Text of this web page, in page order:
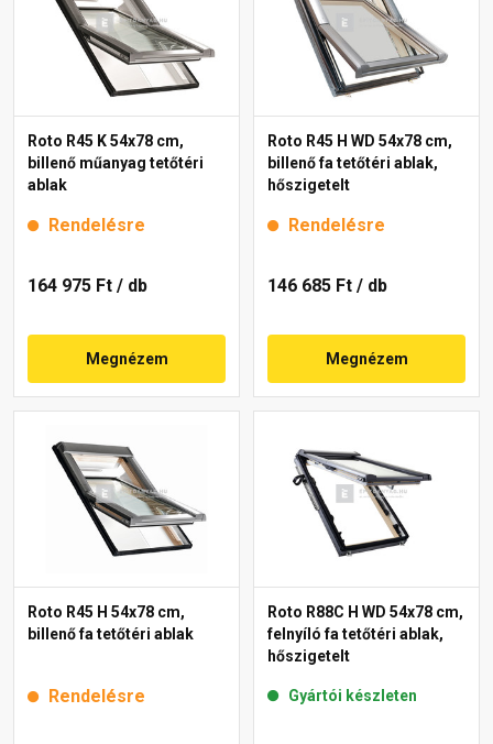
Roto R45 K 54x78 cm,
billenő műanyag tetőtéri
ablak
Rendelésre
164 975 Ft / db
Megnézem
Roto R45 H WD 54x78 cm,
billenő fa tetőtéri ablak,
hőszigetelt
Rendelésre
146 685 Ft / db
Megnézem
Roto R45 H 54x78 cm,
billenő fa tetőtéri ablak
Rendelésre
Roto R88C H WD 54x78 cm,
felnyíló fa tetőtéri ablak,
hőszigetelt
Gyártói készleten